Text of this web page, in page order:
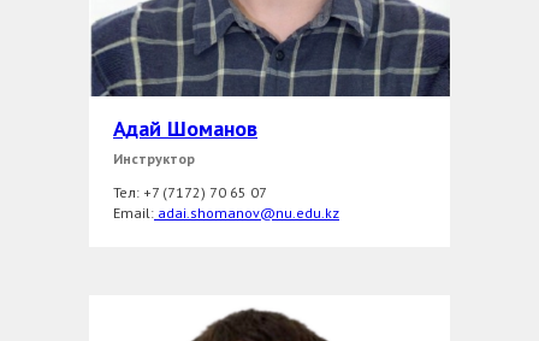
Адай Шоманов
Инструктор
Тел: +7 (7172) 70 65 07
Email: adai.shomanov@nu.edu.kz